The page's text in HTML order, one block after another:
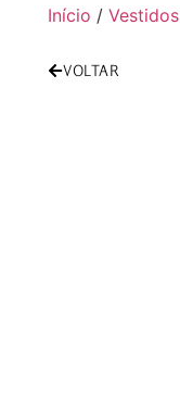
Início / Vestidos
VOLTAR